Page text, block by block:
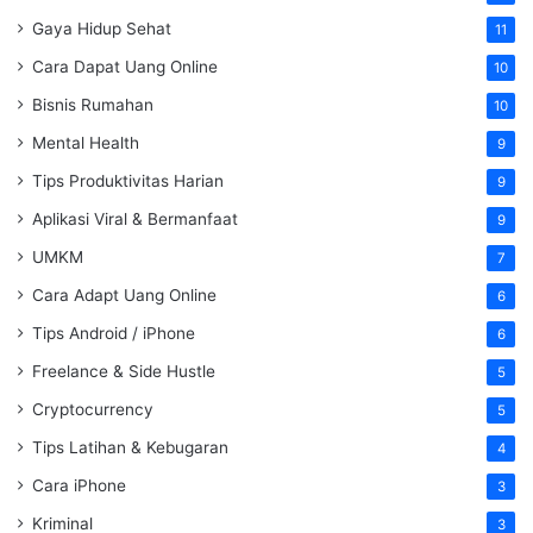
Gaya Hidup Sehat 11
Cara Dapat Uang Online 10
Bisnis Rumahan 10
Mental Health 9
Tips Produktivitas Harian 9
Aplikasi Viral & Bermanfaat 9
UMKM 7
Cara Adapt Uang Online 6
Tips Android / iPhone 6
Freelance & Side Hustle 5
Cryptocurrency 5
Tips Latihan & Kebugaran 4
Cara iPhone 3
Kriminal 3